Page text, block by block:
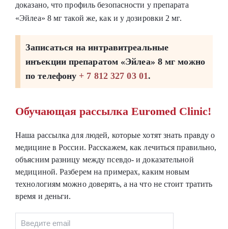
доказано, что профиль безопасности у препарата
«Эйлеа»‎ 8 мг такой же, как и у дозировки 2 мг.
Записаться на интравитреальные
инъекции препаратом «Эйлеа»‎ 8 мг можно
по телефону + 7 812 327 03 01.
Обучающая рассылка Euromed Clinic!
Наша рассылка для людей, которые хотят знать правду о
медицине в России. Расскажем, как лечиться правильно,
объясним разницу между псевдо- и доказательной
медициной. Разберем на примерах, каким новым
технологиям можно доверять, а на что не стоит тратить
время и деньги.